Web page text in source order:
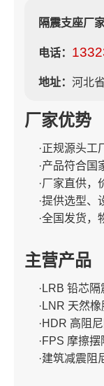
隔震支座厂
电话：
地址： 河北
厂家优势
·正规源头工
·产品符合国
·厂家直供，
·提供选型、
·全国发货，
主营产品
·LRB 铅芯
·LNR 天然
·HDR 高阻
·FPS 摩擦
·建筑减震阻